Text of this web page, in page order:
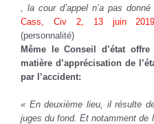
, la cour d’appel n’a pas
Cass, Civ 2, 13 juin 2019,
(personnalité)
Même le Conseil d’état
matière d’apprécisation de
par l’accident:
« En deuxième lieu, il résulte
juges du fond. Et notamment de